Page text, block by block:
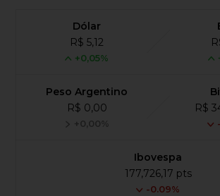
Dólar
R$ 5,12
+0,05%
Peso Argentino
R$ 0,00
+0,00%
R$
Ibovespa
177,726,17 pts
-0.09%